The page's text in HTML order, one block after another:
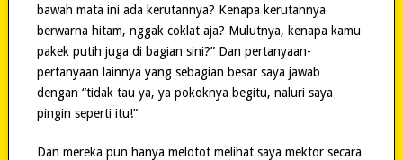
bawah mata ini ada kerutannya? Kenapa kerutannya
berwarna hitam, nggak coklat aja? Mulutnya, kenapa kamu
pakek putih juga di bagian sini?” Dan pertanyaan-
pertanyaan lainnya yang sebagian besar saya jawab
dengan “tidak tau ya, ya pokoknya begitu, naluri saya
pingin seperti itu!”
Dan mereka pun hanya melotot melihat saya mektor secara